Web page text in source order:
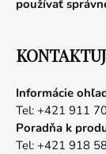
používať
Informácie
Tel: +421 911
Poradňa k
Tel: +421 918